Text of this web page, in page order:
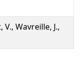
Wavreille, J.,